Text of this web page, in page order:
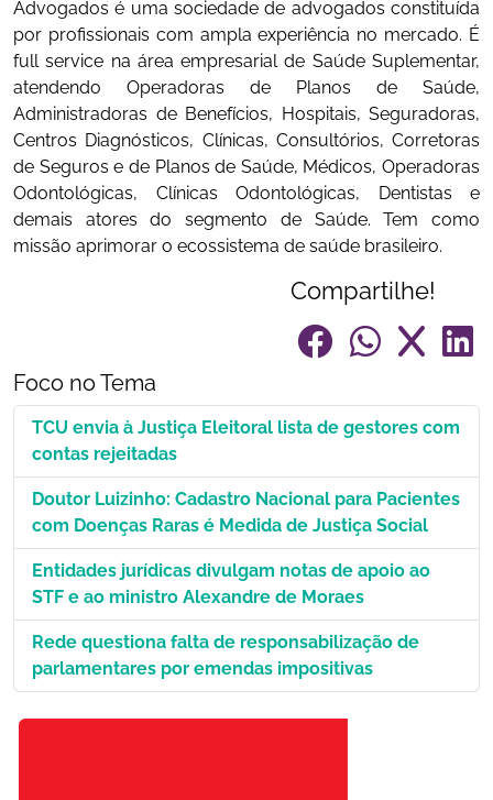
Advogados é uma sociedade de advogados constituída
por profissionais com ampla experiência no mercado. É
full service na área empresarial de Saúde Suplementar,
atendendo Operadoras de Planos de Saúde,
Administradoras de Benefícios, Hospitais, Seguradoras,
Centros Diagnósticos, Clínicas, Consultórios, Corretoras
de Seguros e de Planos de Saúde, Médicos, Operadoras
Odontológicas, Clínicas Odontológicas, Dentistas e
demais atores do segmento de Saúde. Tem como
missão aprimorar o ecossistema de saúde brasileiro.
Compartilhe!
Foco no Tema
TCU envia à Justiça Eleitoral lista de gestores com
contas rejeitadas
Doutor Luizinho: Cadastro Nacional para Pacientes
com Doenças Raras é Medida de Justiça Social
Entidades jurídicas divulgam notas de apoio ao
STF e ao ministro Alexandre de Moraes
Rede questiona falta de responsabilização de
parlamentares por emendas impositivas